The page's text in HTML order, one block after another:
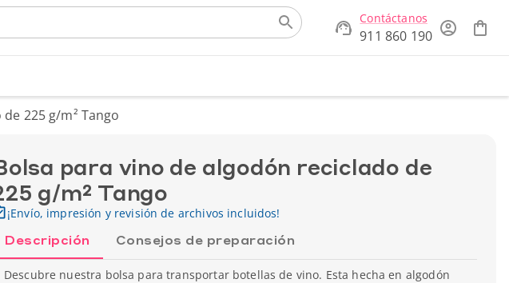
Contáctanos
911 860 190
225 g/m² Tango
para vino de algodón reciclado de
g/m² Tango
¡Envío, impresión y revisión de archivos incluidos!
Descripción Consejos de preparación
Descubre nuestra bolsa para transportar botellas de vino. Esta hecha en algodón